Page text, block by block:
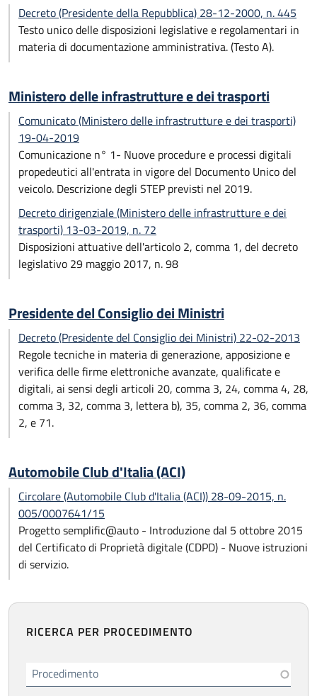
Decreto (Presidente della Repubblica) 28-12-2000, n. 445
Testo unico delle disposizioni legislative e regolamentari in
materia di documentazione amministrativa. (Testo A).
Ministero delle infrastrutture e dei trasporti
Comunicato (Ministero delle infrastrutture e dei trasporti)
19-04-2019
Comunicazione n° 1- Nuove procedure e processi digitali
propedeutici all'entrata in vigore del Documento Unico del
veicolo. Descrizione degli STEP previsti nel 2019.
Decreto dirigenziale (Ministero delle infrastrutture e dei
trasporti) 13-03-2019, n. 72
Disposizioni attuative dell'articolo 2, comma 1, del decreto
legislativo 29 maggio 2017, n. 98
Presidente del Consiglio dei Ministri
Decreto (Presidente del Consiglio dei Ministri) 22-02-2013
Regole tecniche in materia di generazione, apposizione e
verifica delle firme elettroniche avanzate, qualificate e
digitali, ai sensi degli articoli 20, comma 3, 24, comma 4, 28,
comma 3, 32, comma 3, lettera b), 35, comma 2, 36, comma
2, e 71.
Automobile Club d'Italia (ACI)
Circolare (Automobile Club d'Italia (ACI)) 28-09-2015, n.
005/0007641/15
Progetto semplific@auto - Introduzione dal 5 ottobre 2015
del Certificato di Proprietà digitale (CDPD) - Nuove istruzioni
di servizio.
RICERCA PER PROCEDIMENTO
Procedimento